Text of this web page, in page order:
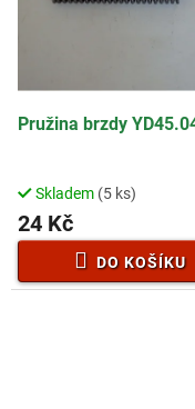
Pružina brzdy
Skladem (5 ks)
24 Kč
DO KOŠÍKU